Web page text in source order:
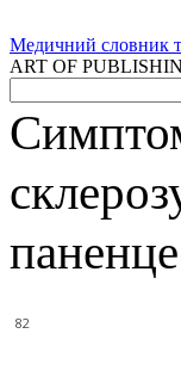
Медичний словник
ART OF
82